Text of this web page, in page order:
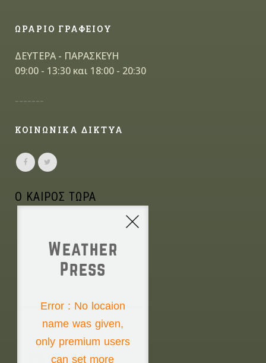
ΩΡΑΡΙΟ ΓΡΑΦΕΙΟΥ
ΔΕΥΤΕΡΑ - ΠΑΡΑΣΚΕΥΗ
09:00 - 13:30 και 18:00 - 20:30
-------
ΚΟΙΝΩΝΙΚΑ ΔΙΚΤΥΑ
Ο ΚΑΙΡΟΣ ΤΩΡΑ
Weather
Press
Error : No locaion
name was given,
only premium users
Saturday the 8th